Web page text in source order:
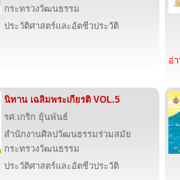
กระทรวงวัฒนธรรม
ประวัติศาสตร์และอัตชีวประวัติ
อ่
นิทาน เฉลิมพระเกียรติ VOL.5
รศ.เกริก ยุ้นพันธ์
สำนักงานศิลปวัฒนธรรมร่วมสมัย
กระทรวงวัฒนธรรม
ประวัติศาสตร์และอัตชีวประวัติ